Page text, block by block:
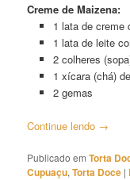
Creme de Maizena:
1 lata de creme
1 lata de leite
2 colheres
1 xícara (chá)
2 gemas
Continue lendo →
Publicado em Torta
Cupuaçu,Torta Doce |